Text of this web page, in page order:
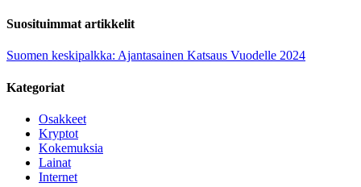
Suosituimmat artikkelit
Suomen keskipalkka: Ajantasainen Katsaus Vuodelle 2024
Kategoriat
Osakkeet
Kryptot
Kokemuksia
Lainat
Internet